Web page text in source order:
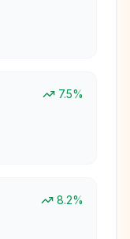
7.5%
8.2%